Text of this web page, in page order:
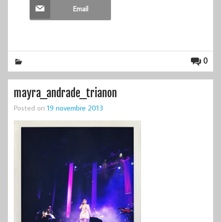
Email
0
mayra_andrade_trianon
Posted on 19 novembre 2013